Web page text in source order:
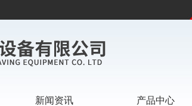
新闻资讯 产品中心